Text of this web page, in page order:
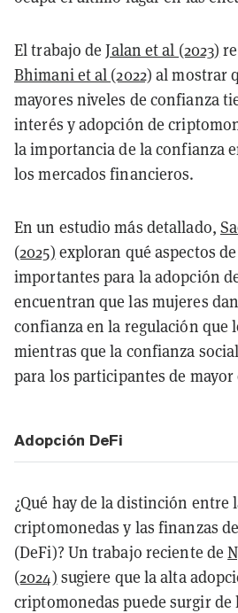
El trabajo deJalan et al (2023)
Bhimani et al (2022) al mostrar
mayores niveles de confianza
interés y adopción de
la importancia de la confianza
los mercados financieros.
En un estudio más detallado,
(2025) exploran qué aspectos
importantes para la adopción
encuentran que las mujeres
confianza en la regulación que
mientras que la confianza
para los participantes de mayor
Adopción DeFi
¿Qué hay de la distinción entre
criptomonedas y las finanzas
(DeFi)? Un trabajo reciente de
(2024) sugiere que la alta
criptomonedas puede surgir de